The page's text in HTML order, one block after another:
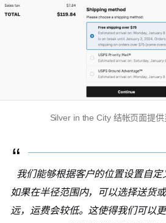
Silver in the City 结帐页面提
我们能够根据客户的位置设置自定
如果在半径范围内，可以选择送货
远，运费会较低。这使得我们可以